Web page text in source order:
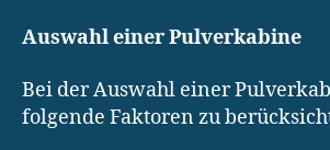
Auswahl einer Pulverkabine
Bei der Auswahl einer
folgende Faktoren zu